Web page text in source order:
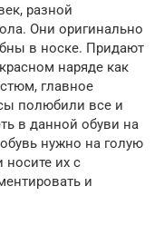
разной
Они оригинально
в носке. Придают
наряде как
главное
полюбили все и
в данной обуви на
нужно на голую
носите их с
и